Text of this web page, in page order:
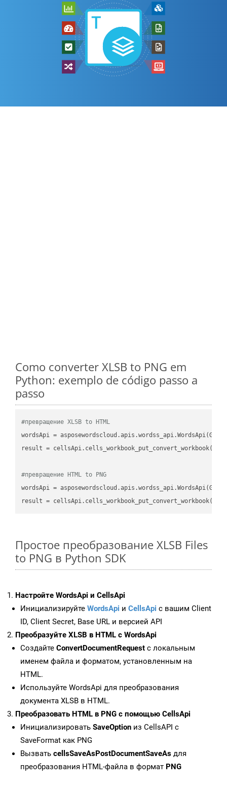
Como converter XLSB to PNG em
Python: exemplo de código passo a
passo
#превращение XLSB to HTML
wordsApi =
result =
#превращение HTML to PNG
wordsApi =
result =
Простое преобразование XLSB Files
to PNG в Python SDK
Настройте WordsApi и CellsApi
Инициализируйте WordsApi и CellsApi с вашим Client
ID, Client Secret, Base URL и версией API
Преобразуйте XLSB в HTML с WordsApi
Создайте ConvertDocumentRequest с локальным
именем файла и форматом, установленным на
HTML.
Используйте WordsApi для преобразования
документа XLSB в HTML.
Преобразовать HTML в PNG с помощью CellsApi
Инициализировать SaveOption из CellsAPI с
SaveFormat как PNG
Вызвать cellsSaveAsPostDocumentSaveAs для
преобразования HTML-файла в формат PNG